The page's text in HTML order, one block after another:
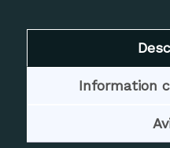
Information